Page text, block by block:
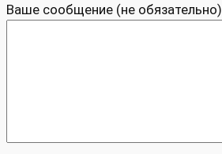
Ваше сообщение (не обязательно)